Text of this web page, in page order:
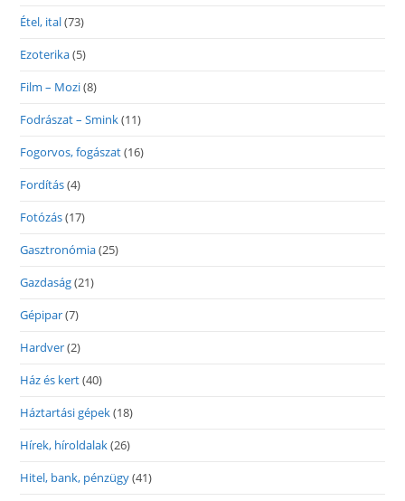
Étel, ital(73)
Ezoterika(5)
Film – Mozi(8)
Fodrászat – Smink(11)
Fogorvos, fogászat(16)
Fordítás(4)
Fotózás(17)
Gasztronómia(25)
Gazdaság(21)
Gépipar(7)
Hardver(2)
Ház és kert(40)
Háztartási gépek(18)
Hírek, híroldalak(26)
Hitel, bank, pénzügy(41)